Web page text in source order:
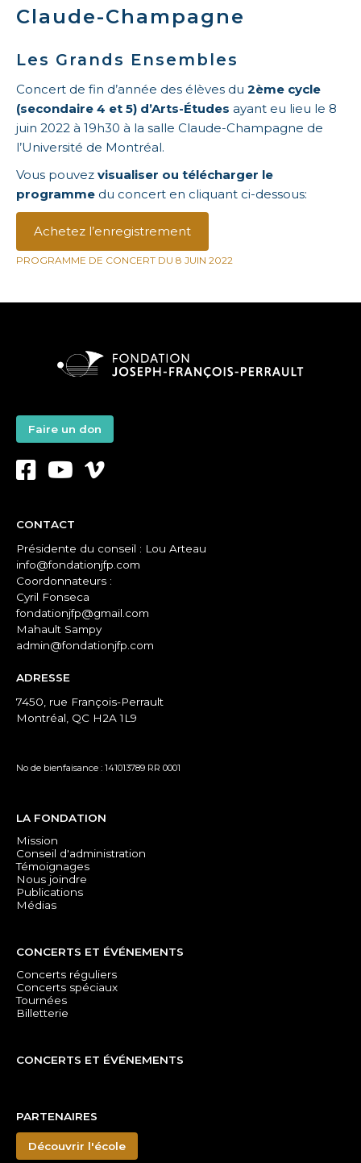
Claude-Champagne
Les Grands Ensembles
Concert de fin d’année des élèves du 2ème cycle
(secondaire 4 et 5) d’Arts-Études ayant eu lieu le 8
juin 2022 à 19h30 à la salle Claude-Champagne de
l’Université de Montréal.
Vous pouvez visualiser ou télécharger le
programme du concert en cliquant ci-dessous:
Achetez l’enregistrement
PROGRAMME DE CONCERT DU 8 JUIN 2022
Faire un don
CONTACT
Présidente du conseil : Lou Arteau
info@fondationjfp.com
Coordonnateurs :
Cyril Fonseca
fondationjfp@gmail.com
Mahault Sampy
admin@fondationjfp.com
ADRESSE
7450, rue François-Perrault
Montréal, QC H2A 1L9
No de bienfaisance : 141013789 RR 0001
LA FONDATION
Mission
Conseil d'administration
Témoignages
Nous joindre
Publications
Médias
CONCERTS ET ÉVÉNEMENTS
Concerts réguliers
Concerts spéciaux
Tournées
Billetterie
CONCERTS ET ÉVÉNEMENTS
PARTENAIRES
Découvrir l'école